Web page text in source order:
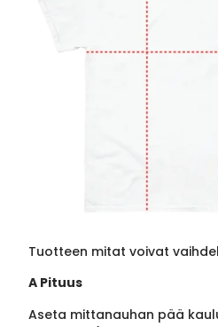
Tuotteen mitat voivat
A Pituus
Aseta mittanauhan pää